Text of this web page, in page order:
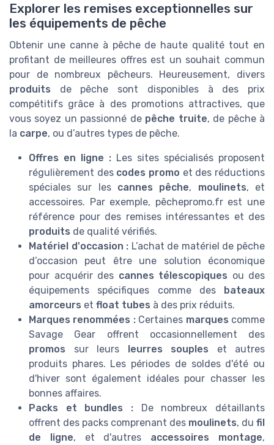
Explorer les remises exceptionnelles sur
les équipements de pêche
Obtenir une canne à pêche de haute qualité tout en
profitant de meilleures offres est un souhait commun
pour de nombreux pêcheurs. Heureusement, divers
produits de pêche sont disponibles à des prix
compétitifs grâce à des promotions attractives, que
vous soyez un passionné de pêche truite, de pêche à
la carpe, ou d’autres types de pêche.
Offres en ligne : Les sites spécialisés proposent
régulièrement des codes promo et des réductions
spéciales sur les cannes pêche, moulinets, et
accessoires. Par exemple, pêchepromo.fr est une
référence pour des remises intéressantes et des
produits de qualité vérifiés.
Matériel d'occasion : L’achat de matériel de pêche
d’occasion peut être une solution économique
pour acquérir des cannes télescopiques ou des
équipements spécifiques comme des bateaux
amorceurs et float tubes à des prix réduits.
Marques renommées :Certaines marques comme
Savage Gear offrent occasionnellement des
promos sur leurs leurres souples et autres
produits phares. Les périodes de soldes d'été ou
d'hiver sont également idéales pour chasser les
bonnes affaires.
Packs et bundles : De nombreux détaillants
offrent des packs comprenant des moulinets, du fil
de ligne, et d'autres accessoires montage,